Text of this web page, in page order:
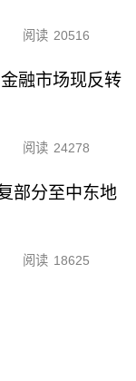
阅读 20516
融市场现反转
阅读 24278
部分至中东地
阅读 18625